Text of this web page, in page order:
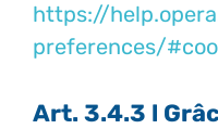
https://
preferences/
Art. 3.4.3 l